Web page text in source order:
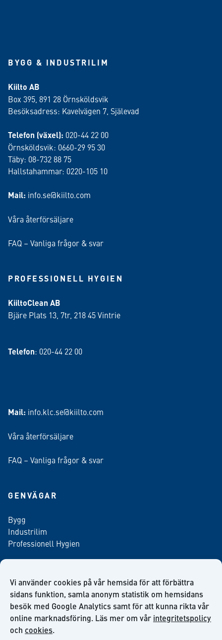
Vi använder cookies på vår hemsida för att förbättra
sidans funktion, samla anonym statistik om hemsidans
besök med Google Analytics samt för att kunna rikta vår
online marknadsföring. Läs mer om vår integritetspolicy
och cookies.
BYGG & INDUSTRILIM
Kiilto AB
Box 395, 891 28 Örnsköldsvik
Besöksadress: Kavelvägen 7, Själevad
Telefon (växel): 020-44 22 00
Örnsköldsvik: 0660-29 95 30
Täby: 08-732 88 75
Hallstahammar: 0220-105 10
Mail: info.se@kiilto.com
Våra återförsäljare
FAQ – Vanliga frågor & svar
PROFESSIONELL HYGIEN
KiiltoClean AB
Bjäre Plats 13, 7tr, 218 45 Vintrie
Telefon: 020-44 22 00
Mail: info.klc.se@kiilto.com
Våra återförsäljare
FAQ – Vanliga frågor & svar
GENVÄGAR
Bygg
Industrilim
Professionell Hygien
Anmäl dig till vårt nyhetsbrev